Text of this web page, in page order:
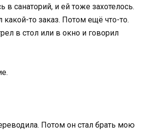
в санаторий, и ей тоже захотелось.
то заказ. Потом ещё что-то.
в стол или в окно и говорил
Потом он стал брать мою